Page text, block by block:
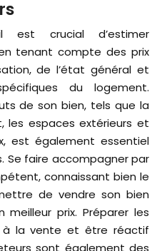
est crucial d’estimer
tenant compte des prix
de l’état général et
du logement.
de son bien, tels que la
les espaces extérieurs et
est également essentiel
Se faire accompagner par
connaissant bien le
de vendre son bien
prix. Préparer les
à la vente et être réactif
sont également des